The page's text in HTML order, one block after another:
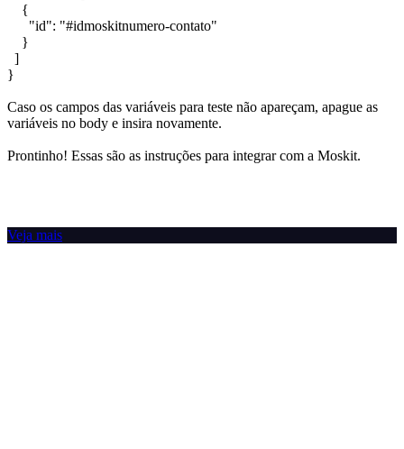
{
"id": "#idmoskitnumero-contato"
}
]
}
Caso os campos das variáveis para teste não apareçam, apague as
variáveis no body e insira novamente.
Prontinho! Essas são as instruções para integrar com a Moskit.
Veja mais